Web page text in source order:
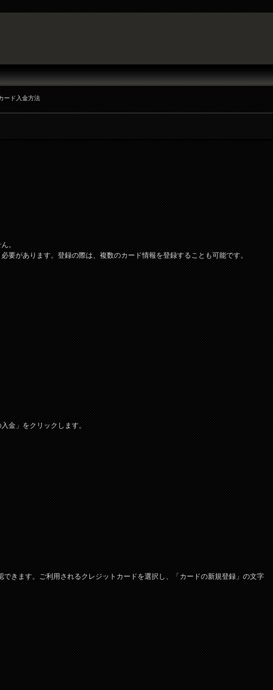
ード入金方法
ん。
要があります。登録の際は、複数のカード情報を登録することも可能です。
金」をクリックします。
きます。ご利用されるクレジットカードを選択し、「カードの新規登録」の文字